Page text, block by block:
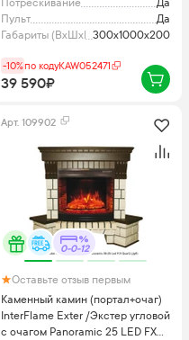
Потрескивание
Да
Пульт
Да
Габариты (ВхШхГ), мм300х1000х200
-10%по кодуKAW052471
39 590₽
Арт. 109902
0-0-12
Оставьте отзыв первым
Каменный камин (портал+очаг)
InterFlame Exter /Экстер угловой
с очагом Panoramic 25 LED FX